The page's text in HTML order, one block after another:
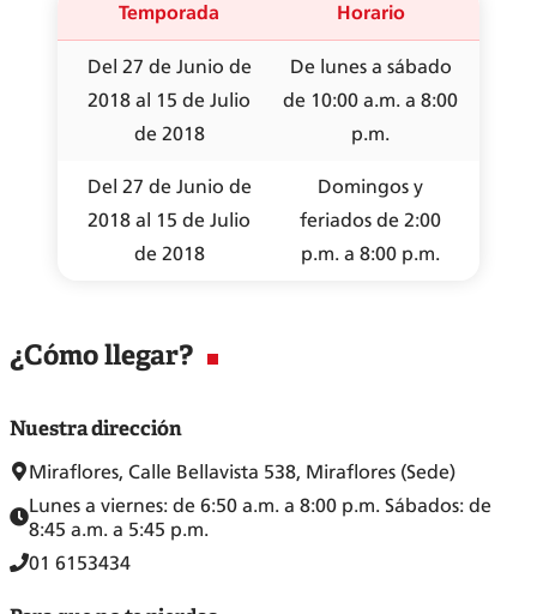
Temporada Horario
Del 27 de Junio de
2018 al 15 de Julio
de 2018
De lunes a sábado
de 10:00 a.m. a 8:00
p.m.
Del 27 de Junio de
2018 al 15 de Julio
de 2018
Domingos y
feriados de 2:00
p.m. a 8:00 p.m.
¿Cómo llegar?
Nuestra dirección
Miraflores, Calle Bellavista 538, Miraflores (Sede)
Lunes a viernes: de 6:50 a.m. a 8:00 p.m. Sábados: de
8:45 a.m. a 5:45 p.m.
01 6153434